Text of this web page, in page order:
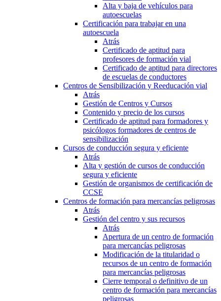
Alta y baja de vehículos para
autoescuelas
Certificación para trabajar en una
autoescuela
Atrás
Certificado de aptitud para
profesores de formación vial
Certificado de aptitud para directores
de escuelas de conductores
Centros de Sensibilización y Reeducación vial
Atrás
Gestión de Centros y Cursos
Contenido y precio de los cursos
Certificado de aptitud para formadores y
psicólogos formadores de centros de
sensibilización
Cursos de conducción segura y eficiente
Atrás
Alta y gestión de cursos de conducción
segura y eficiente
Gestión de organismos de certificación de
CCSE
Centros de formación para mercancías peligrosas
Atrás
Gestión del centro y sus recursos
Atrás
Apertura de un centro de formación
para mercancías peligrosas
Modificación de la titularidad o
recursos de un centro de formación
para mercancías peligrosas
Cierre temporal o definitivo de un
centro de formación para mercancías
peligrosas